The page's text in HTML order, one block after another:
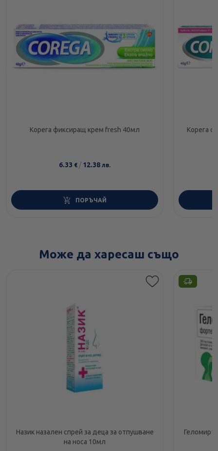
Корега фиксиращ крем fresh 40мл
6.33 € / 12.38 лв.
ПОРЪЧАЙ
Може да харесаш също
Назик назален спрей за деца за отпушване
на носа 10мл